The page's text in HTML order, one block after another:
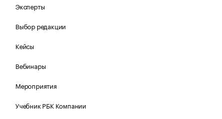
Эксперты
Выбор редакции
Кейсы
Вебинары
Мероприятия
Учебник РБК Компании